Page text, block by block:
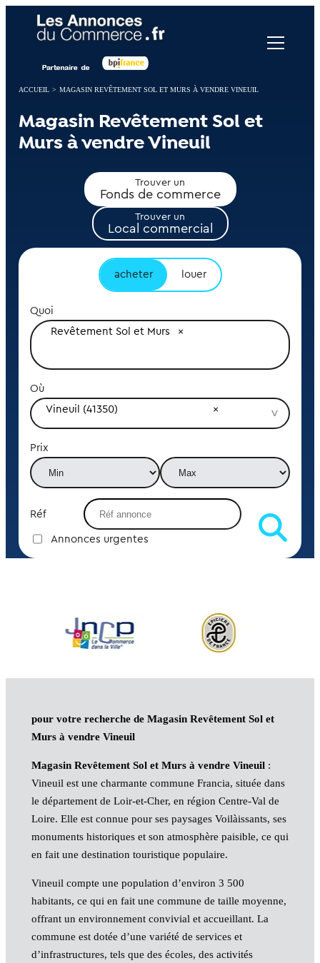
ACCUEIL > MAGASIN REVÊTEMENT SOL ET MURS À VENDRE VINEUIL
Magasin Revêtement Sol et
Murs à vendre Vineuil
Trouver un
Fonds de commerce
Trouver un
Local commercial
acheter louer
Quoi
Revêtement Sol et Murs
Où
Vineuil (41350)
Prix
Réf
Annonces urgentes
pour votre recherche de Magasin Revêtement Sol et
Murs à vendre Vineuil
Magasin Revêtement Sol et Murs à vendre Vineuil:
Vineuil est une charmante commune Francia, située dans
le département de Loir-et-Cher, en région Centre-Val de
Loire. Elle est connue pour ses paysages Voilàissants, ses
monuments historiques et son atmosphère paisible, ce qui
en fait une destination touristique populaire.
Vineuil compte une population d’environ 3 500
habitants, ce qui en fait une commune de taille moyenne,
offrant un environnement convivial et accueillant. La
commune est dotée d’une variété de services et
d’infrastructures, tels que des écoles, des activités
Panneau de gestion des cookies